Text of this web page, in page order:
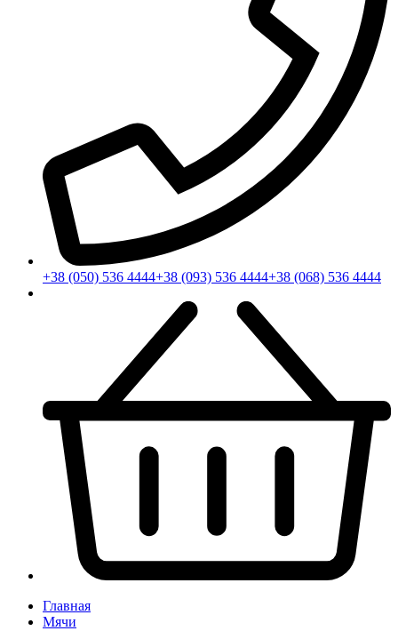
+38 (050) 536 4444+38 (093) 536 4444+38 (068) 536 4444
Главная
Мячи